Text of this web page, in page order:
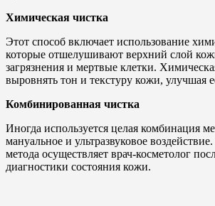
Химическая чистка
Этот способ включает использование
которые отшелушивают верхний слой
загрязнения и мертвые клетки.
выровнять тон и текстуру кожи, улучшая
Комбинированная чистка
Иногда используется целая комбинация
мануальное и ультразвуковое
метода осуществляет врач-косметолог
диагностики состояния кожи.